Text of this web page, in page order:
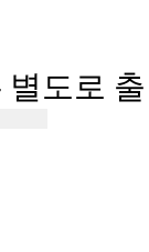
별도로